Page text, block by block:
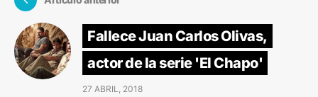
Fallece Juan Carlos Olivas,
actor de la serie 'El Chapo'
27 ABRIL, 2018